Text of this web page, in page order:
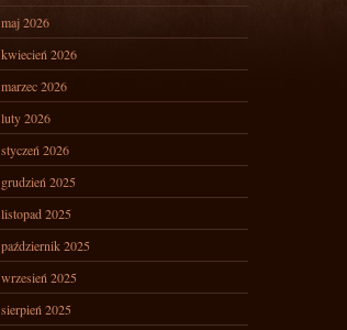
maj 2026
kwiecień 2026
marzec 2026
luty 2026
styczeń 2026
grudzień 2025
listopad 2025
październik 2025
wrzesień 2025
sierpień 2025